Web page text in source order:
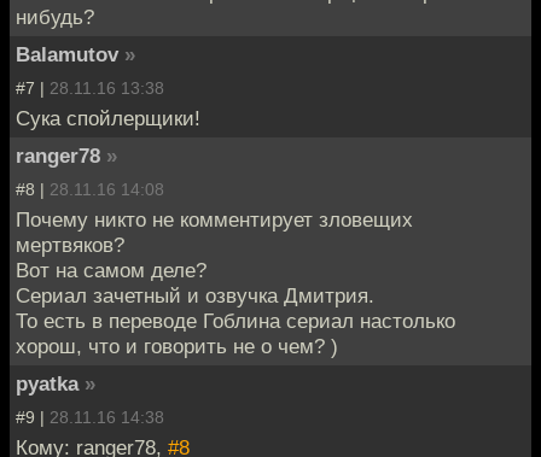
нибудь?
Balamutov »
#7 | 28.11.16 13:38
Сука спойлерщики!
ranger78 »
#8 | 28.11.16 14:08
Почему никто не комментирует зловещих
мертвяков?
Вот на самом деле?
Сериал зачетный и озвучка Дмитрия.
То есть в переводе Гоблина сериал настолько
хорош, что и говорить не о чем? )
pyatka »
#9 | 28.11.16 14:38
Кому: ranger78, #8